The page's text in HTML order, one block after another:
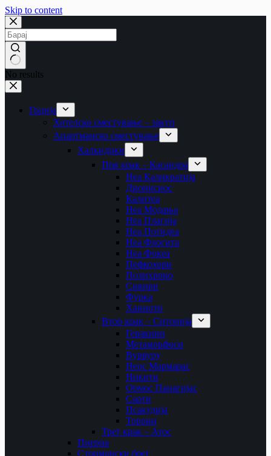
Skip to content
No results
Грција
Хотелско сместување – закуп
Апартманско сместување
Халкидики
Прв крак – Касандра
Неа Каликратија
Дионисиос
Калитеа
Неа Модања
Неа Плагија
Неа Потидеа
Неа Флогита
Неа Фокеа
Пефкохори
Полихроно
Сивири
Фурка
Ханиоти
Втор крак – Ситонија
Геракини
Метаморфоси
Вурвуру
Неос Мармарас
Никити
Ормос Панагијас
Сарти
Псакудија
Торони
Трет крак – Атос
Пиериа
Стримонски брег